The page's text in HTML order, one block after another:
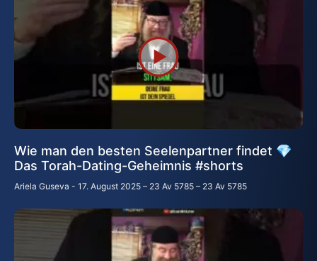
Wie man den besten Seelenpartner findet 💎
Das Torah-Dating-Geheimnis #shorts
Ariela Guseva 17. August 2025 – 23 Av 5785 – 23 Av 5785